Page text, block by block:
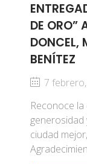
DE ORO”
DONCEL,
BENÍTEZ
7
Reconoce
ciudad